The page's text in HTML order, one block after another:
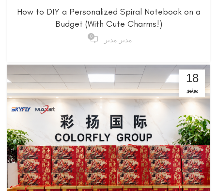
How to DIY a Personalized Spiral Notebook on a
Budget (With Cute Charms!)
مدير مدير 0
18
يونيو